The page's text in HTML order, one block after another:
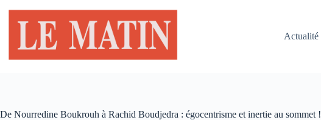
contenu
Actualité
De Nourredine Boukrouh à Rachid Boudjedra : égocentrisme et inertie au sommet !